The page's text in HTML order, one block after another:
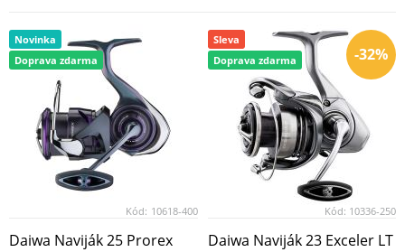
Novinka
Doprava zdarma
Kód: 10618-400
Daiwa Naviják 25 Prorex
-32%
Sleva
Doprava zdarma
Kód: 10336-250
Daiwa Naviják 23 Exceler LT